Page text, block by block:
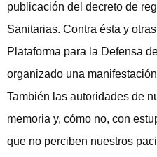
publicación del decreto de
Sanitarias. Contra ésta y
Plataforma para la Defensa
organizado una
También las autoridades de
memoria y, cómo no, con
que no perciben nuestros